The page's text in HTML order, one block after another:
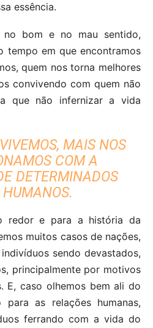
essência.
no bom e no mau sentido,
tempo em que encontramos
quem nos torna melhores
convivendo com quem não
que não infernizar a vida
MAIS NOS
COM A
DETERMINADOS
HUMANOS.
redor e para a história da
muitos casos de nações,
sendo devastados,
principalmente por motivos
E, caso olhemos bem ali do
para as relações humanas,
ferrando com a vida do